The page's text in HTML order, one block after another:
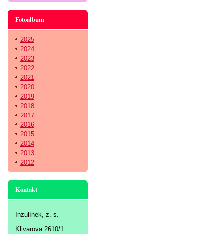
Fotoalbum
2025
2024
2023
2022
2021
2020
2019
2018
2017
2016
2015
2014
2013
2012
Kontakt
Inzulínek, z. s.
Klivarova 2610/1